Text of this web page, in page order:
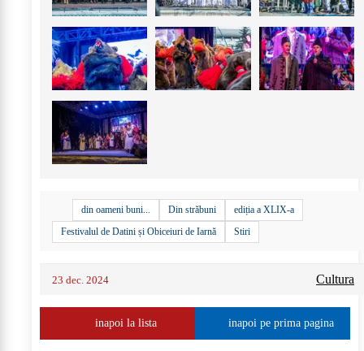
din oameni buni... Din străbuni
ediția a XLIX-a
Festivalul de Datini și Obiceiuri de Iarnă
Stiri
23 dec. 2024 Cultura
inapoi la lista inapoi pe prima pagina